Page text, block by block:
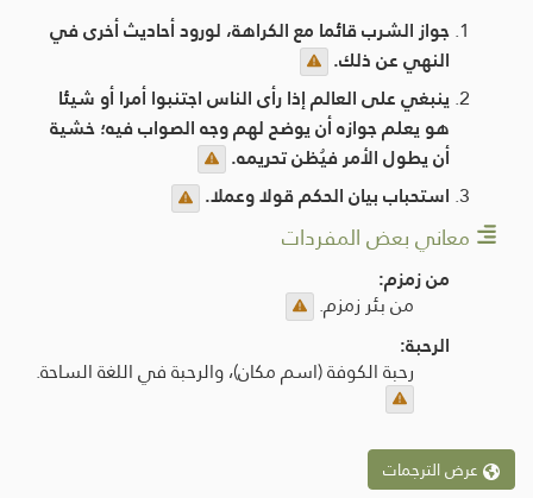
جواز الشرب قائما مع الكراهة، لورود أحاديث أخرى في
النهي عن ذلك.
ينبغي على العالم إذا رأى الناس اجتنبوا أمرا أو شيئا
هو يعلم جوازه أن يوضح لهم وجه الصواب فيه؛ خشية
أن يطول الأمر فيُظن تحريمه.
استحباب بيان الحكم قولا وعملا.
معاني بعض المفردات
من زمزم:
من بئر زمزم.
الرحبة:
رحبة الكوفة (اسم مكان)، والرحبة في اللغة الساحة.
عرض الترجمات